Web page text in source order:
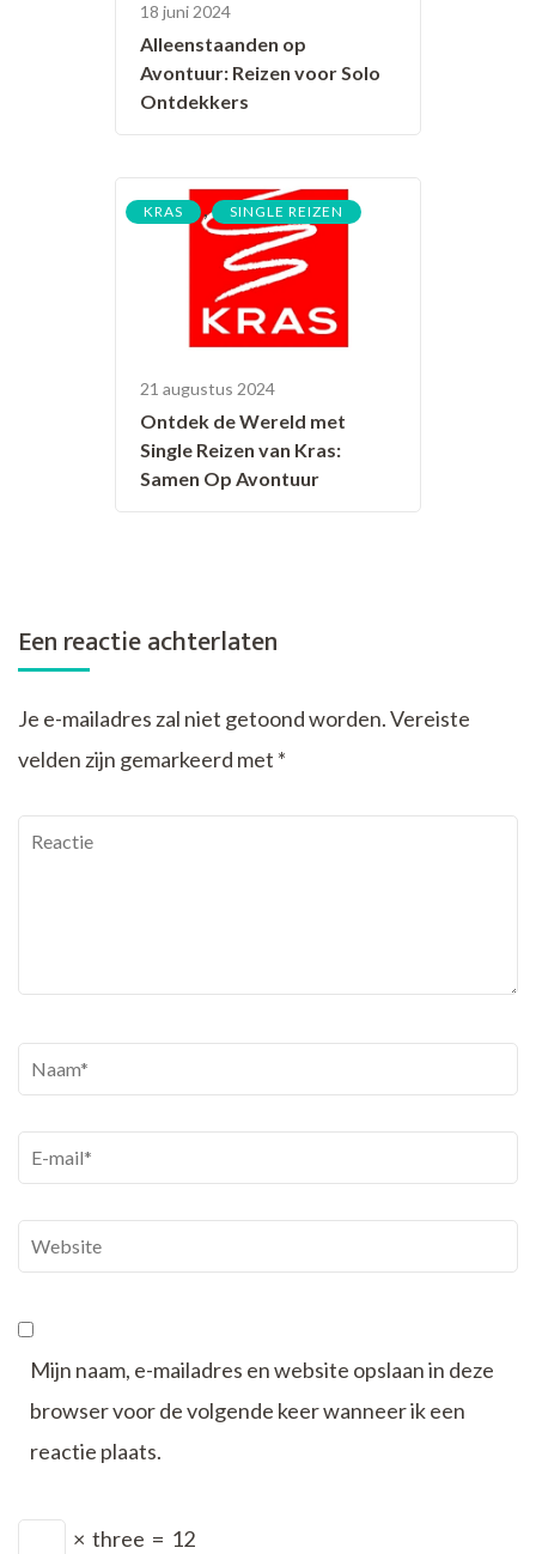
18 juni 2024
Alleenstaanden op
Avontuur: Reizen voor Solo
Ontdekkers
KRAS , SINGLE REIZEN
21 augustus 2024
Ontdek de Wereld met
Single Reizen van Kras:
Samen Op Avontuur
Een reactie achterlaten
Je e-mailadres zal niet getoond worden.Vereiste
velden zijn gemarkeerd met *
Reactie
Naam*
E-
mail*
Website
Mijn naam, e-mailadres en website opslaan in deze
browser voor de volgende keer wanneer ik een
reactie plaats.
× three = 12